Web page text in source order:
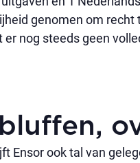
genomen om recht
nog steeds geen
Ensor ook tal van